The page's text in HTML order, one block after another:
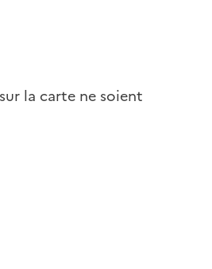
la carte ne soient